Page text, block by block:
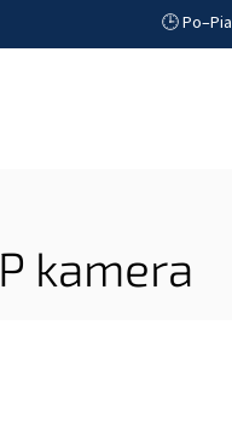
🕒
Akumulátory, UPS a
kamera